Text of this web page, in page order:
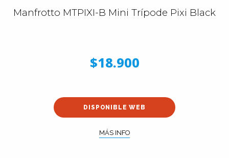
Manfrotto MTPIXI-B Mini Trípode Pixi Black
$18.900
DISPONIBLE WEB
MÁS INFO